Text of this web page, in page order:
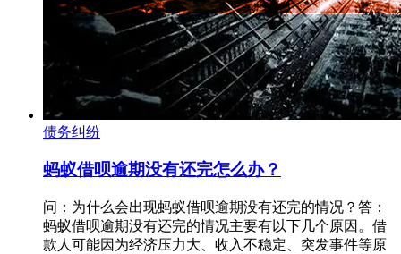
债务纠纷
蚂蚁借呗逾期没有还完怎么办？
问：为什么会出现蚂蚁借呗逾期没有还完的情况？答：
蚂蚁借呗逾期没有还完的情况主要有以下几个原因。借
款人可能因为经济压力大、收入不稳定、突发事件等原